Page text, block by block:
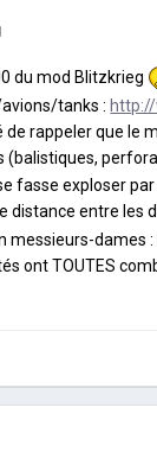
du mod Blitzkrieg
tanks :
rappeler que le
(balistiques,
fasse exploser
distance entre les
dames :
ont TOUTES